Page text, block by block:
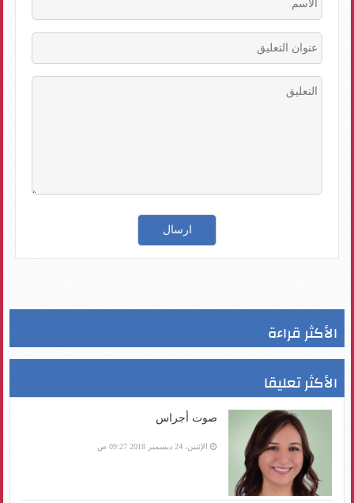
الأكثر قراءة
الأكثر تعليقا
صوت أجراس
الإثنين، 24 ديسمبر 2018 09:27 ص